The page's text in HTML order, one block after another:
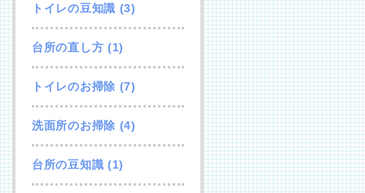
トイレの豆知識 (3)
台所の直し方 (1)
トイレのお掃除 (7)
洗面所のお掃除 (4)
台所の豆知識 (1)